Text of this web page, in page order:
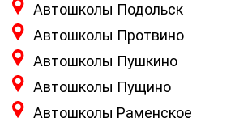
Автошколы Подольск
Автошколы Протвино
Автошколы Пушкино
Автошколы Пущино
Автошколы Раменское